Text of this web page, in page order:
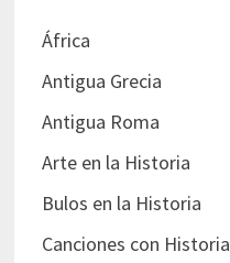
África
Antigua Grecia
Antigua Roma
Arte en la Historia
Bulos en la Historia
Canciones con Historia